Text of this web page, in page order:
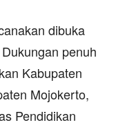
dibuka
penuh
Kabupaten
Mojokerto,
Pendidikan